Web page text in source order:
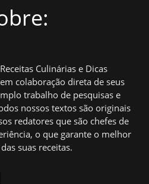
Culinárias e Dicas
colaboração direta de seus
trabalho de pesquisas e
nossos textos são originais
redatores que são chefes de
o que garante o melhor
suas receitas.